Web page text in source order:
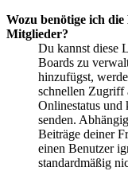
Wozu benötige ich
Mitglieder?
Du kannst diese
Boards zu
hinzufügst,
schnellen Zugriff
Onlinestatus und
senden.
Beiträge deiner
einen Benutzer
standardmäßig